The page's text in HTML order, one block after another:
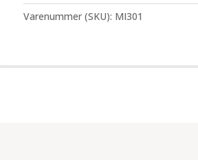
Varenummer (SKU): MI301